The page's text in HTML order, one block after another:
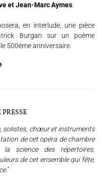
et Jean-Marc Aymes
en interlude, une pièce
Burgan sur un poème
500ème anniversaire.
solistes, chœur et instruments
de cet opéra de chambre
la science des répertoires,
de cet ensemble qui fête,
"